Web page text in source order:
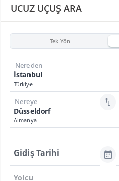
UCUZ UÇUŞ ARA
Tek Yön
İstanbul
Türkiye
Nereden
Düsseldorf
Almanya
Nereye
Gidiş Tarihi
Yolcu